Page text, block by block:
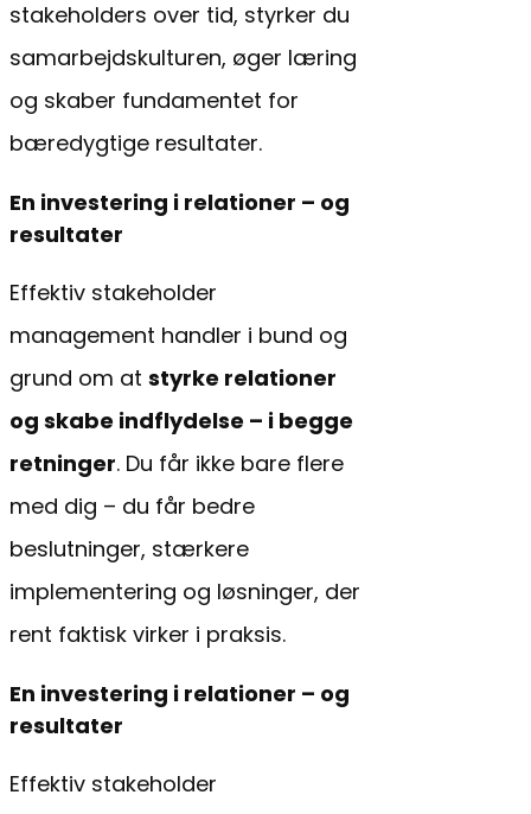
stakeholders over tid, styrker du
samarbejdskulturen, øger læring
og skaber fundamentet for
bæredygtige resultater.
En investering i relationer – og
resultater
Effektiv stakeholder
management handler i bund og
grund om at styrke relationer
og skabe indflydelse – i begge
retninger. Du får ikke bare flere
med dig – du får bedre
beslutninger, stærkere
implementering og løsninger, der
rent faktisk virker i praksis.
En investering i relationer – og
resultater
Effektiv stakeholder